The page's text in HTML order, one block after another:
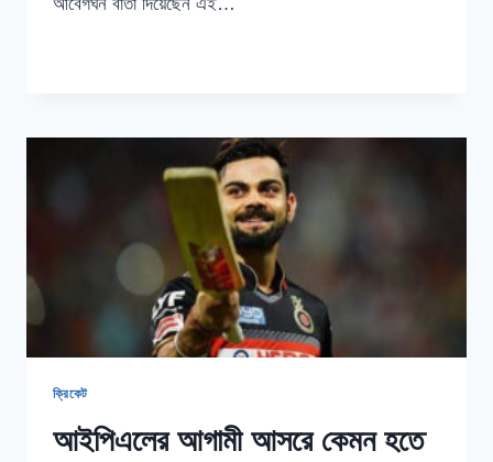
আবেগঘন বার্তা দিয়েছেন এই…
অবাক
নন
কেন
ক্রিকেট
আইপিএলের আগামী আসরে কেমন হতে